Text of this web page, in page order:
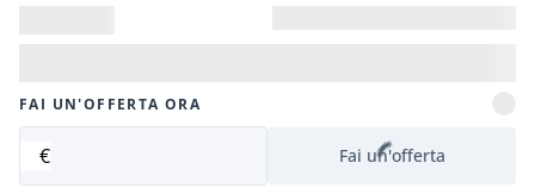
FAI UN'OFFERTA ORA
€ Fai un'offerta